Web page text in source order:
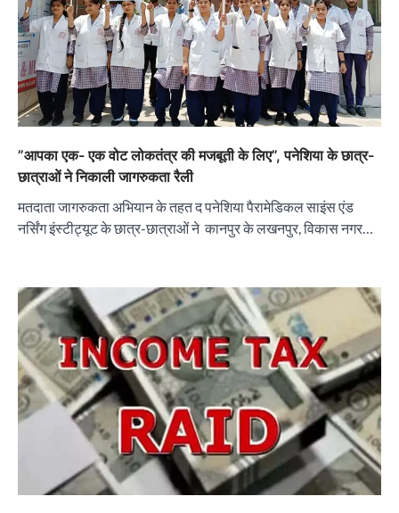
”आपका एक- एक वोट लोकतंत्र की मजबूती के लिए”, पनेशिया के छात्र-
छात्राओं ने निकाली जागरुकता रैली
मतदाता जागरुकता अभियान के तहत द पनेशिया पैरामेडिकल साइंस एंड
नर्सिंग इंस्टीट्यूट के छात्र-छात्राओं ने कानपुर के लखनपुर, विकास नगर…